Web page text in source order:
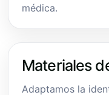
médica.
Materiales
Adaptamos la